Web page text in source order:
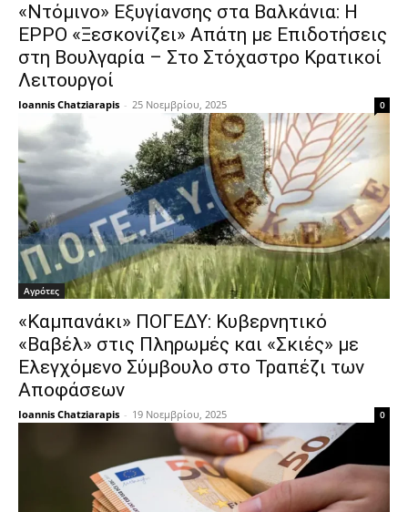
«Ντόμινο» Εξυγίανσης στα Βαλκάνια: Η
EPPO «Ξεσκονίζει» Απάτη με Επιδοτήσεις
στη Βουλγαρία – Στο Στόχαστρο Κρατικοί
Λειτουργοί
Ioannis Chatziarapis - 25 Νοεμβρίου, 2025 0
Αγρότες
«Καμπανάκι» ΠΟΓΕΔΥ: Κυβερνητικό
«Βαβέλ» στις Πληρωμές και «Σκιές» με
Ελεγχόμενο Σύμβουλο στο Τραπέζι των
Αποφάσεων
Ioannis Chatziarapis - 19 Νοεμβρίου, 2025 0